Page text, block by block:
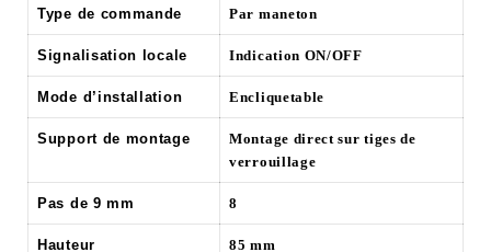
Type de commande Par maneton
Signalisation locale Indication ON/OFF
Mode d’installation Encliquetable
Support de montage
Montage direct sur tiges de
verrouillage
Pas de 9 mm 8
Hauteur 85 mm